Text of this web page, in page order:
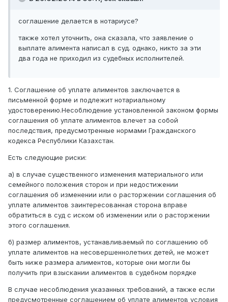
соглашение делается в нотариусе?
также хотел уточнить, она сказала, что заявление о
выплате алимента написал в суд. однако, никто за эти
два года не приходил из судебных исполнителей.
1. Соглашение об уплате алиментов заключается в
письменной форме и подлежит нотариальному
удостоверению.Несоблюдение установленной законом формы
соглашения об уплате алиментов влечет за собой
последствия, предусмотренные нормами Гражданского
кодекса Республики Казахстан.
Есть следующие риски:
а) в случае существенного изменения материального или
семейного положения сторон и при недостижении
соглашения об изменении или о расторжении соглашения об
уплате алиментов заинтересованная сторона вправе
обратиться в суд с иском об изменении или о расторжении
этого соглашения.
б) размер алиментов, устанавливаемый по соглашению об
уплате алиментов на несовершеннолетних детей, не может
быть ниже размера алиментов, которые они могли бы
получить при взыскании алиментов в судебном порядке
В случае несоблюдения указанных требований, а также если
предусмотренные соглашением об уплате алиментов условия